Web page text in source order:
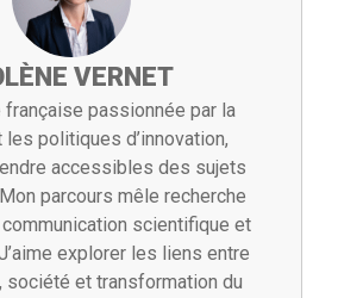
VERNET
passionnée par la
politiques d’innovation,
accessibles des sujets
parcours mêle recherche
scientifique et
explorer les liens entre
société et transformation du